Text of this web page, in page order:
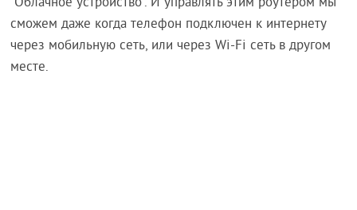
сможем даже когда телефон подключен к интернету
через мобильную сеть, или через Wi-Fi сеть в другом
месте.